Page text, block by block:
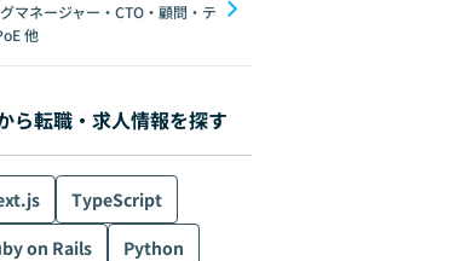
マネージャー・CTO・顧問・テ
他
ら転職・求人情報を探す
TypeScript
on Rails Python